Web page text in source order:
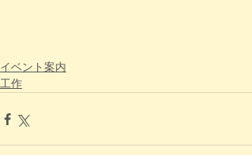
イベント案内
工作